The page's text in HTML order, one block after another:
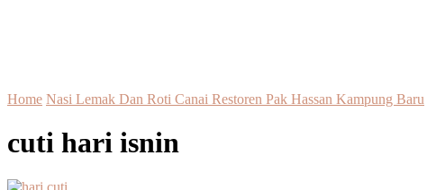
Home Nasi Lemak Dan Roti Canai Restoren Pak Hassan Kampung Baru
cuti hari isnin